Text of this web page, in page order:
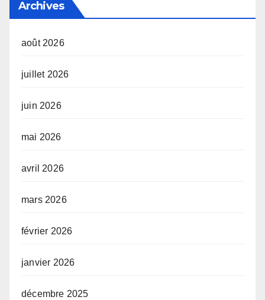
Archives
août 2026
juillet 2026
juin 2026
mai 2026
avril 2026
mars 2026
février 2026
janvier 2026
décembre 2025